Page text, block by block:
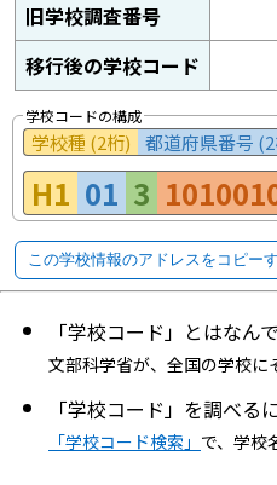
旧学校調査番号
移行後の学校コード
学校コードの構成
学校種 (2桁) 都道府県番号
H1 01 3
この学校情報のアドレスをコピー
「学校コード」とはなん
文部科学省が、全国の学校に
「学校コード」を調べる
「学校コード検索」 で、学校